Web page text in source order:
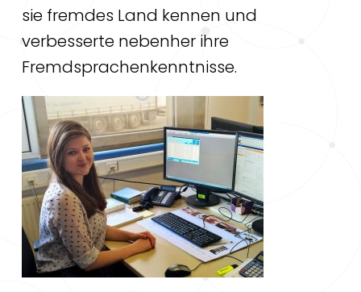
sie fremdes Land kennen und
verbesserte nebenher ihre
Fremdsprachenkenntnisse.